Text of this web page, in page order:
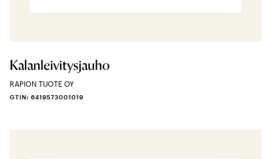
Kalanleivitysjauho
RAPION TUOTE OY
GTIN: 6419573001019